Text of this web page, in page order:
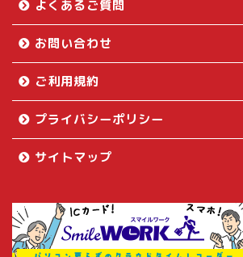
よくあるご質問
お問い合わせ
ご利用規約
プライバシーポリシー
サイトマップ